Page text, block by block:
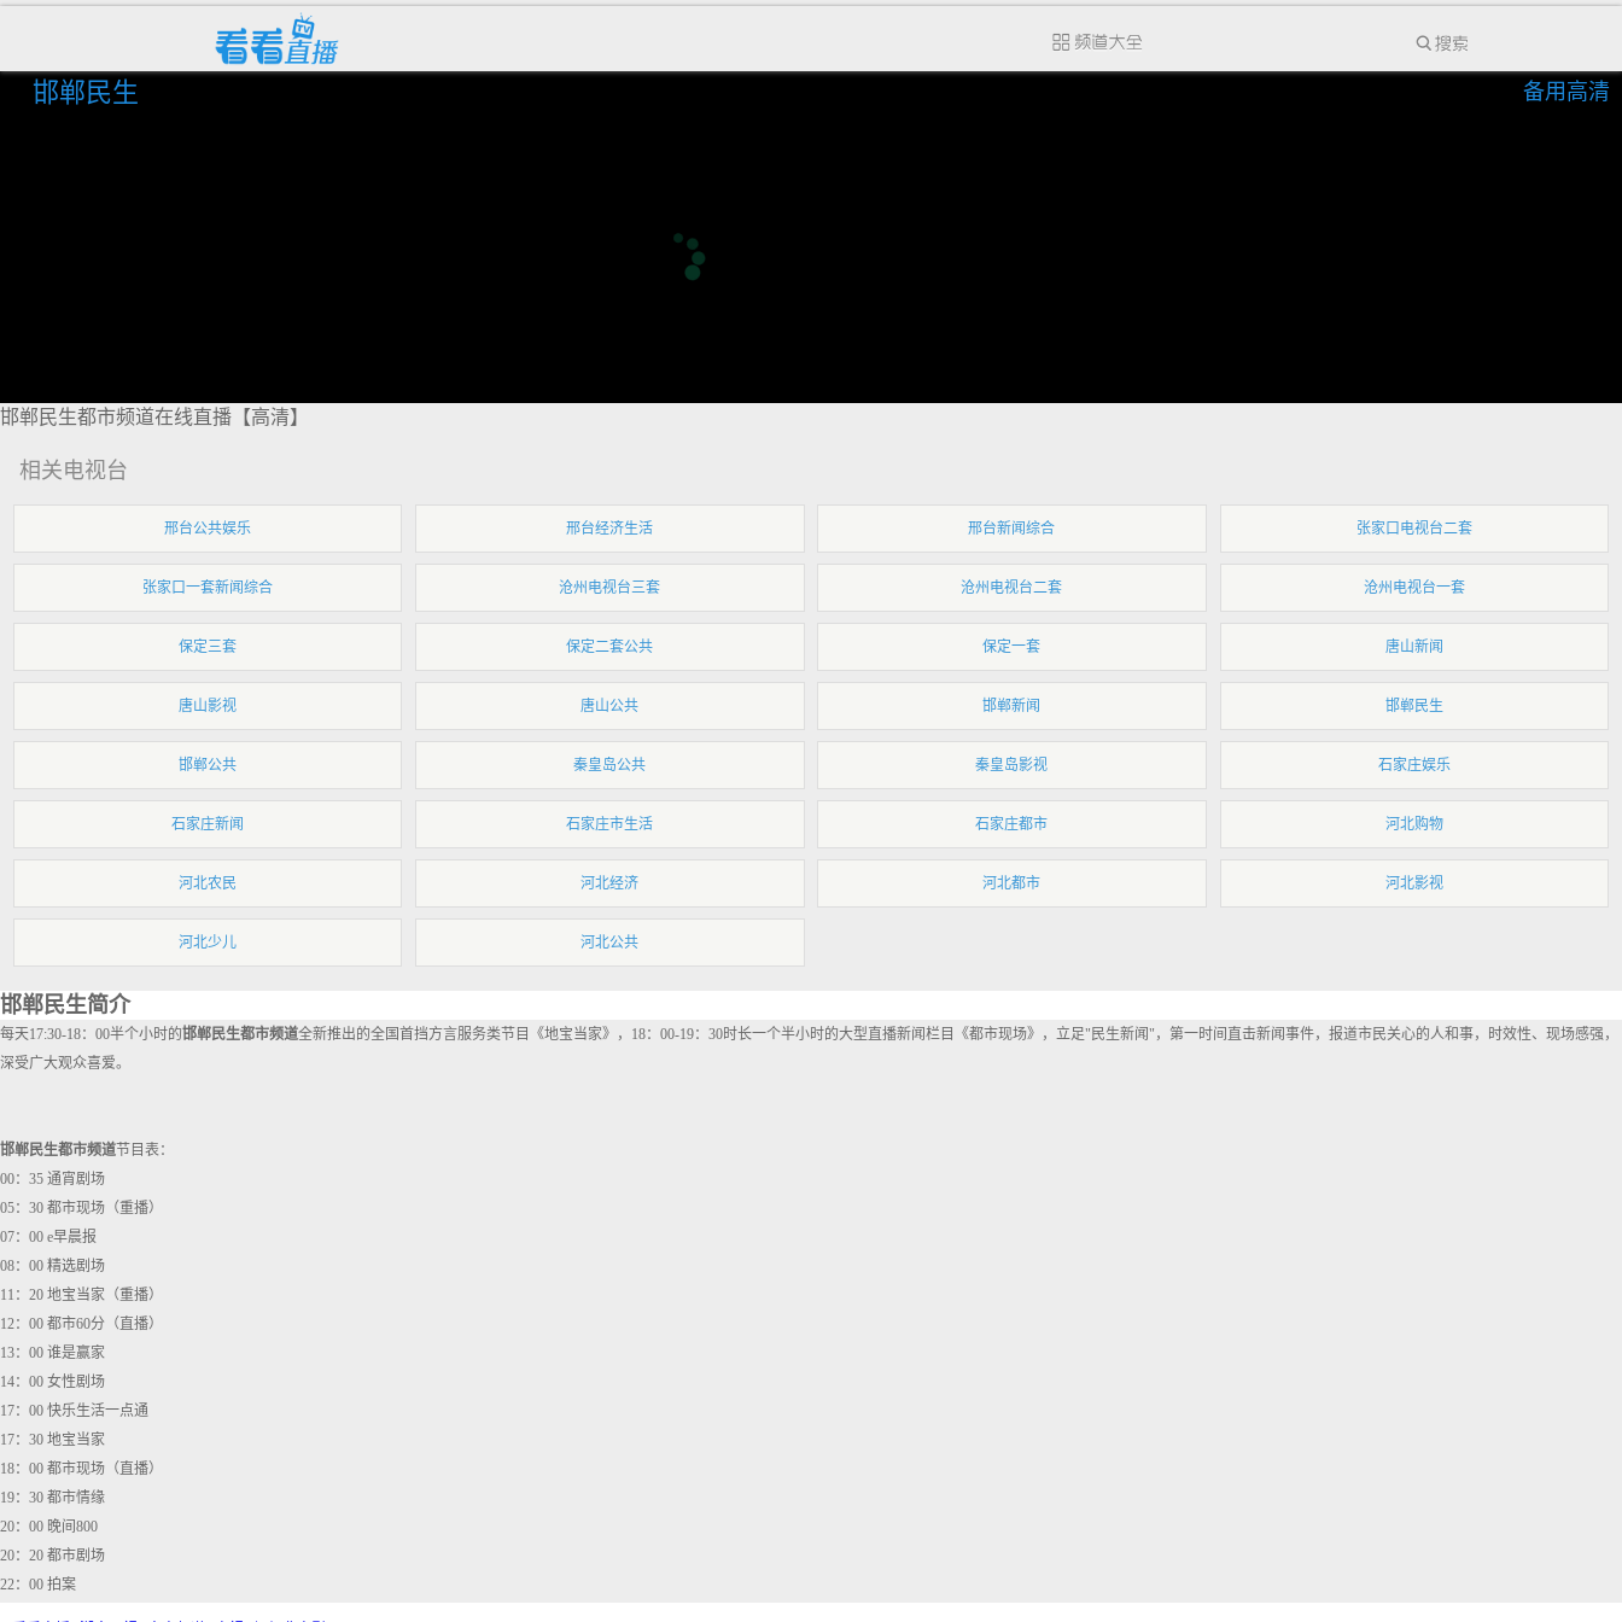
邯郸民生 备用高清
邯郸民生都市频道在线直播【高清】
相关电视台
邢台公共娱乐 邢台经济生活 邢台新闻综合 张家口电视台二套
张家口一套新闻综合 沧州电视台三套 沧州电视台二套 沧州电视台一套
保定三套 保定二套公共 保定一套 唐山新闻
唐山影视 唐山公共 邯郸新闻 邯郸民生
邯郸公共 秦皇岛公共 秦皇岛影视 石家庄娱乐
石家庄新闻 石家庄市生活 石家庄都市 河北购物
河北农民 河北经济 河北都市 河北影视
河北少儿 河北公共
邯郸民生简介
每天17:30-18：00半个小时的邯郸民生都市频道全新推出的全国首挡方言服务类节目《地宝当家》，18：00-19：30时长一个半小时的大型直播新闻栏目《都市现场》，立足"民生新闻"，第一时间直击新闻事件，报道市民关心的人和事，时效性、现场感强，
深受广大观众喜爱。
邯郸民生都市频道节目表：
00：35 通宵剧场
05：30 都市现场（重播）
07：00 e早晨报
08：00 精选剧场
11：20 地宝当家（重播）
12：00 都市60分（直播）
13：00 谁是赢家
14：00 女性剧场
17：00 快乐生活一点通
17：30 地宝当家
18：00 都市现场（直播）
19：30 都市情缘
20：00 晚间800
20：20 都市剧场
22：00 拍案